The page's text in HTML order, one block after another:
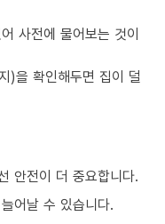
사전에 물어보는 것이
)을 확인해두면 집이 덜
안전이 더 중요합니다.
어날 수 있습니다.